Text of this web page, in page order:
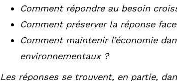
Comment répondre au besoin
Comment préserver la réponse
Comment maintenir l’économie
environnementaux ?
Les réponses se trouvent, en partie,